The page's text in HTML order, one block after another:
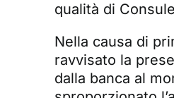
qualità di
Nella causa di
ravvisato la
dalla banca al